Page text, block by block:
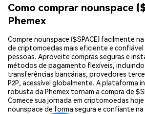
Como comprar nounspace
Phemex
Compre nounspace ($SPACE) facilmente
de criptomoedas mais eficiente e confiável
pessoas. Aproveite compras seguras e
métodos de pagamento flexíveis,
transferências bancárias, provedores
P2P, acessível globalmente. A plataforma
robusta da Phemex tornam a compra de
Comece sua jornada em criptomoedas
nounspace de forma segura e confiante na